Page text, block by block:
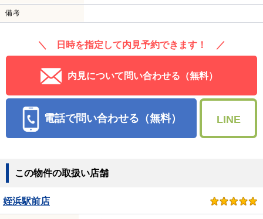
備考
＼ 日時を指定して内見予約できます！ ／
内見について問い合わせる（無料）
電話で問い合わせる（無料） LINE
この物件の取扱い店舗
姪浜駅前店